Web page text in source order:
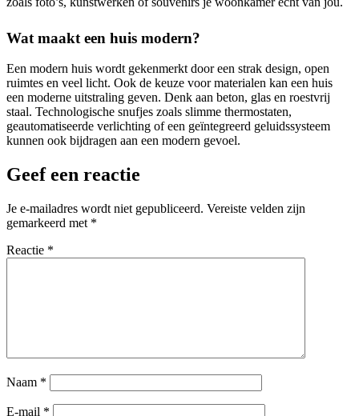
Wat maakt een huis modern?
Een modern huis wordt gekenmerkt door een strak design, open
ruimtes en veel licht. Ook de keuze voor materialen kan een huis
een moderne uitstraling geven. Denk aan beton, glas en roestvrij
staal. Technologische snufjes zoals slimme thermostaten,
geautomatiseerde verlichting of een geïntegreerd geluidssysteem
kunnen ook bijdragen aan een modern gevoel.
Geef een reactie
Je e-mailadres wordt niet gepubliceerd. Vereiste velden zijn
gemarkeerd met *
Reactie *
Naam *
E-mail *